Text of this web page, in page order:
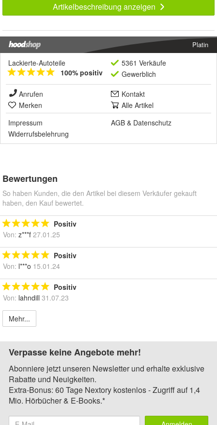
Artikelbeschreibung anzeigen
Platin
Lackierte-Autoteile
100% positiv
5361 Verkäufe
Gewerblich
Anrufen
Kontakt
Merken
Alle Artikel
Impressum
AGB & Datenschutz
Widerrufsbelehrung
Bewertungen
So haben Kunden, die den Artikel bei diesem Verkäufer gekauft
haben, den Kauf bewertet.
Positiv
Von: z***f 27.01.25
Positiv
Von: l***o 15.01.24
Positiv
Von: lahndill 31.07.23
Mehr...
Verpasse keine Angebote mehr!
Abonniere jetzt unseren Newsletter und erhalte exklusive
Rabatte und Neuigkeiten.
Extra-Bonus: 60 Tage Nextory kostenlos - Zugriff auf 1,4
Mio. Hörbücher & E-Books.*